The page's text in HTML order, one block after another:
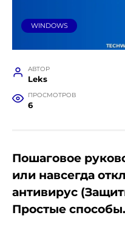
WINDOWS
АВТОР
Leks
ПРОСМОТРОВ
6
Пошаговое
или навсегда
антивирус
Простые способы.